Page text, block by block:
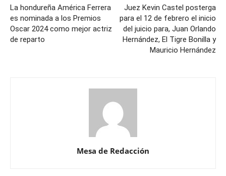
La hondureña América Ferrera
es nominada a los Premios
Oscar 2024 como mejor actriz
de reparto
Juez Kevin Castel posterga
para el 12 de febrero el inicio
del juicio para, Juan Orlando
Hernández, El Tigre Bonilla y
Mauricio Hernández
Mesa de Redacción